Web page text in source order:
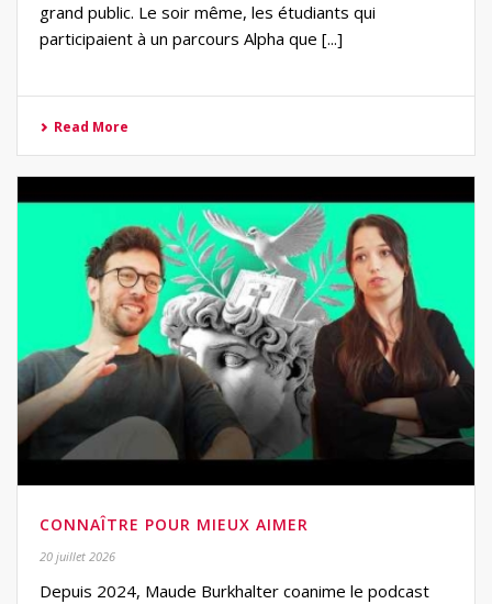
grand public. Le soir même, les étudiants qui
participaient à un parcours Alpha que [...]
Read More
CONNAÎTRE POUR MIEUX AIMER
20 juillet 2026
Depuis 2024, Maude Burkhalter coanime le podcast